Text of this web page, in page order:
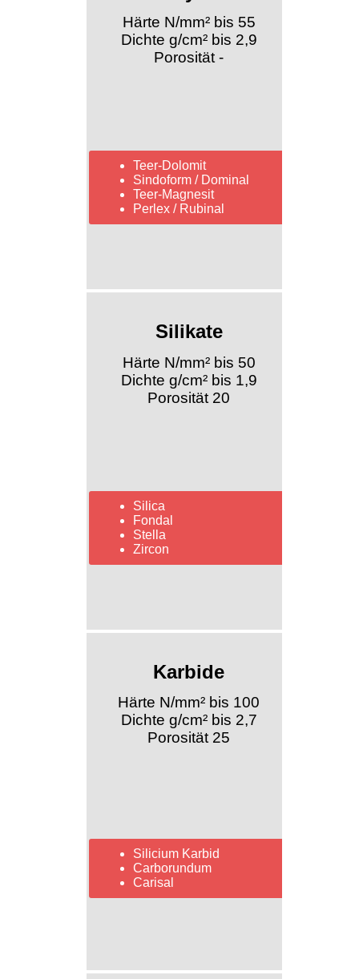
Härte N/mm² bis 55
Dichte g/cm² bis 2,9
Porosität -
Teer-Dolomit
Sindoform / Dominal
Teer-Magnesit
Perlex / Rubinal
Silikate
Härte N/mm² bis 50
Dichte g/cm² bis 1,9
Porosität 20
Silica
Fondal
Stella
Zircon
Karbide
Härte N/mm² bis 100
Dichte g/cm² bis 2,7
Porosität 25
Silicium Karbid
Carborundum
Carisal